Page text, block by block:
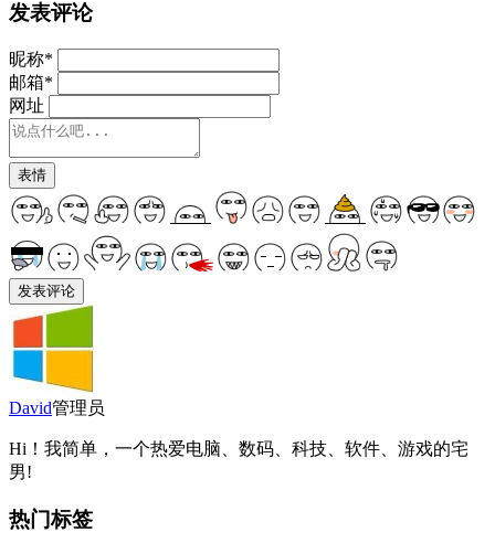
发表评论
昵称*
邮箱*
网址
表情
David管理员
Hi！我简单，一个热爱电脑、数码、科技、软件、游戏的宅
男!
热门标签